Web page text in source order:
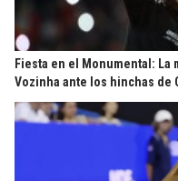
Fiesta en el Monumental:
Vozinha ante los hinchas de